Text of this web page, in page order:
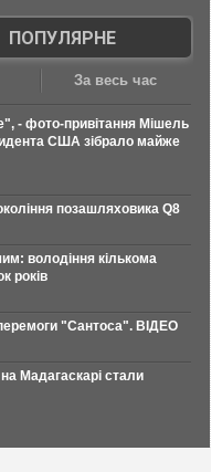
ПОПУЛЯРНЕ
За весь час
- фото-привітання Мішель
США зібрало майже
позашляховика Q8
володіння кількома
років
"Сантоса". ВІДЕО
Мадагаскарі стали